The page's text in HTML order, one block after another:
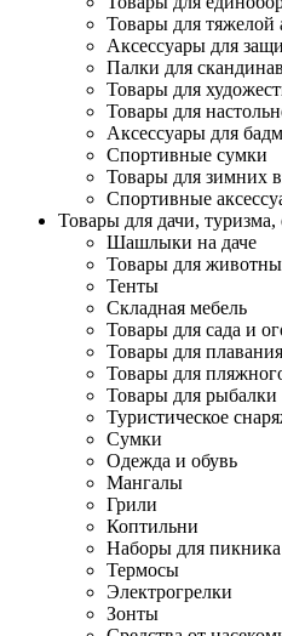
Товары для тяжелой
Аксессуары для
Палки для
Товары для
Товары для
Аксессуары для
Спортивные сумки
Товары для зимних
Спортивные
Товары для дачи, туризма,
Шашлыки на даче
Товары для
Тенты
Складная мебель
Товары для сада и
Товары для плавания
Товары для
Товары для рыбалки
Туристическое
Сумки
Одежда и обувь
Мангалы
Грили
Коптильни
Наборы для пикника
Термосы
Электрогрелки
Зонты